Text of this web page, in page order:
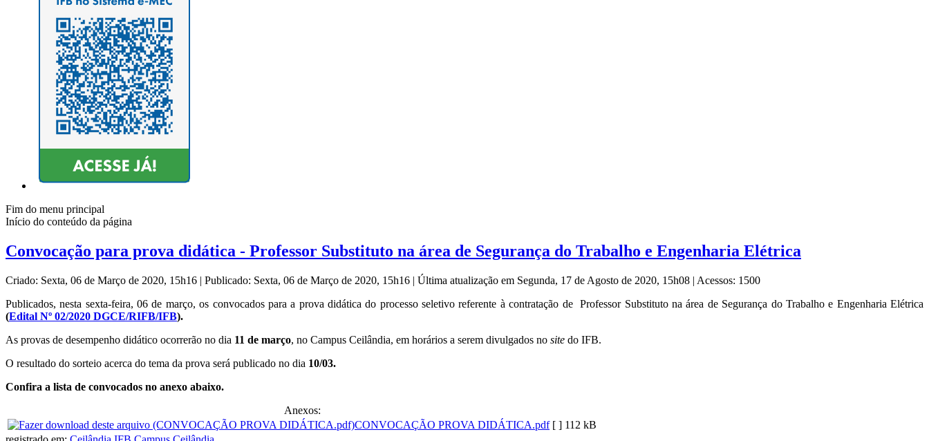
Fim do menu principal
Início do conteúdo da página
Convocação para prova didática - Professor Substituto na área de Segurança do Trabalho e Engenharia Elétrica
Criado: Sexta, 06 de Março de 2020, 15h16 | Publicado: Sexta, 06 de Março de 2020, 15h16 | Última atualização em Segunda, 17 de Agosto de 2020, 15h08 | Acessos: 1500
Publicados, nesta sexta-feira, 06 de março, os convocados para a prova didática do processo seletivo referente à contratação de Professor Substituto na área de Segurança do Trabalho e Engenharia Elétrica
(Edital Nº 02/2020 DGCE/RIFB/IFB).
As provas de desempenho didático ocorrerão no dia 11 de março, no Campus Ceilândia, em horários a serem divulgados no site do IFB.
O resultado do sorteio acerca do tema da prova será publicado no dia 10/03.
Confira a lista de convocados no anexo abaixo.
Anexos:
CONVOCAÇÃO PROVA DIDÁTICA.pdf [ ] 112 kB